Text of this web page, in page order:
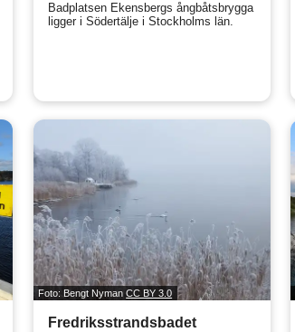
Badplatsen Ekensbergs ångbåtsbrygga
ligger i Södertälje i Stockholms län.
Foto: Bengt NymanCC BY 3.0
Fredriksstrandsbadet